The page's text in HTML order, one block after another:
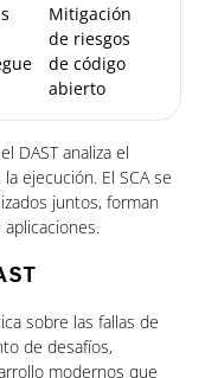
Mitigación
de riesgos
de código
abierto
DAST analiza el
ejecución. El SCA se
juntos, forman
sobre las fallas de
de desafíos,
modernos que